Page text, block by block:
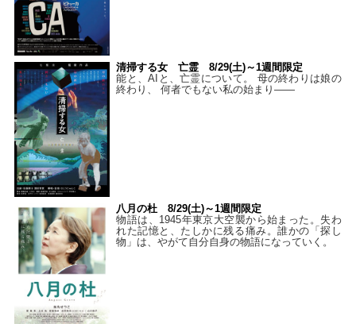
清掃する女 亡霊 8/29(土)～1週間限定
能と、AIと、亡霊について。 母の終わりは娘の
終わり、 何者でもない私の始まり――
八月の杜 8/29(土)～1週間限定
物語は、1945年東京大空襲から始まった。失わ
れた記憶と、たしかに残る痛み。誰かの「探し
物」は、やがて自分自身の物語になっていく。